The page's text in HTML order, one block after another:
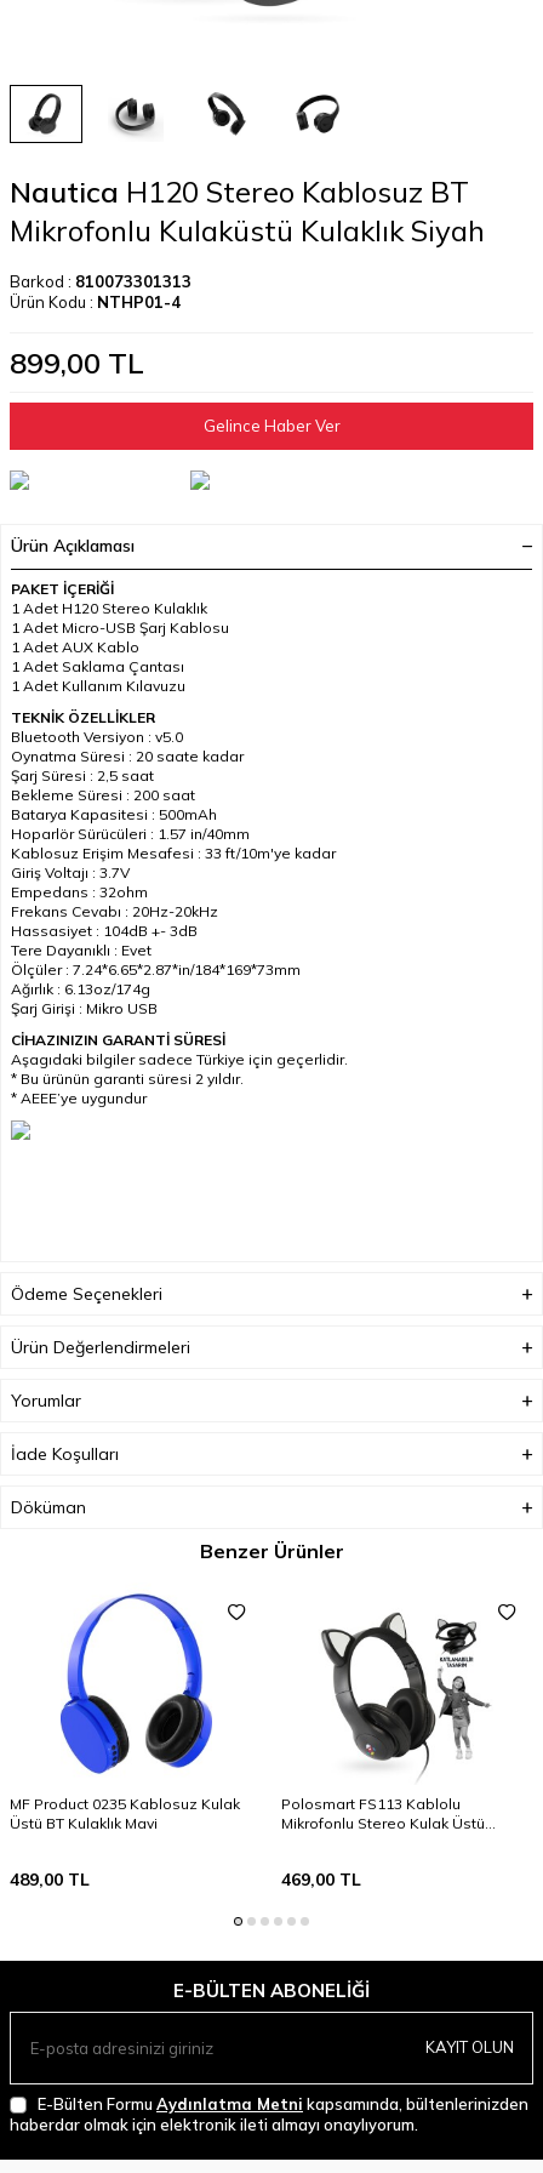
Nautica H120 Stereo Kablosuz BT
Mikrofonlu Kulaküstü Kulaklık Siyah
Barkod : 810073301313
Ürün Kodu : NTHP01-4
899,00 TL
Gelince Haber Ver
Ürün Açıklaması
PAKET İÇERİĞİ
1 Adet H120 Stereo Kulaklık
1 Adet Micro-USB Şarj Kablosu
1 Adet AUX Kablo
1 Adet Saklama Çantası
1 Adet Kullanım Kılavuzu
TEKNİK ÖZELLİKLER
Bluetooth Versiyon : v5.0
Oynatma Süresi : 20 saate kadar
Şarj Süresi : 2,5 saat
Bekleme Süresi : 200 saat
Batarya Kapasitesi : 500mAh
Hoparlör Sürücüleri : 1.57 in/40mm
Kablosuz Erişim Mesafesi : 33 ft/10m'ye kadar
Giriş Voltajı : 3.7V
Empedans : 32ohm
Frekans Cevabı : 20Hz-20kHz
Hassasiyet : 104dB +- 3dB
Tere Dayanıklı : Evet
Ölçüler : 7.24*6.65*2.87*in/184*169*73mm
Ağırlık : 6.13oz/174g
Şarj Girişi : Mikro USB
CİHAZINIZIN GARANTİ SÜRESİ
Aşagıdaki bilgiler sadece Türkiye için geçerlidir.
* Bu ürünün garanti süresi 2 yıldır.
* AEEE’ye uygundur
Ödeme Seçenekleri
Ürün Değerlendirmeleri
Yorumlar
İade Koşulları
Döküman
Benzer Ürünler
MF Product 0235 Kablosuz Kulak
Üstü BT Kulaklık Mavi
489,00 TL
Polosmart FS113 Kablolu
Mikrofonlu Stereo Kulak Üstü
469,00TL
E-BÜLTEN ABONELIĞI
KAYIT OLUN
E-Bülten Formu Aydınlatma Metni kapsamında, bültenlerinizden
haberdar olmak için elektronik ileti almayı onaylıyorum.